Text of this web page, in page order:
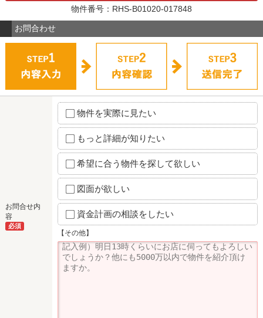
物件番号：RHS-B01020-017848
お問合わせ
お問合せ内
容
必須
物件を実際に見たい
もっと詳細が知りたい
希望に合う物件を探して欲しい
図面が欲しい
資金計画の相談をしたい
【その他】